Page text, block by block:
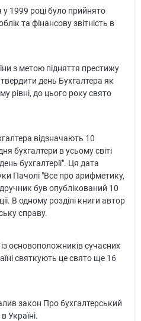
1999 році було прийнято
та фінансову звітність в
з метою підняття престижу
день Бухгалтера як
рівні, до цього року свято
відзначають 10
бухгалтери в усьому світі
бухгалтерії". Ця дата
Пачолі "Все про арифметику,
був опублікований 10
В одному розділі книги автор
справу.
основоположників сучасних
святкують це свято ще 16
закон Про бухгалтерський
Україні.